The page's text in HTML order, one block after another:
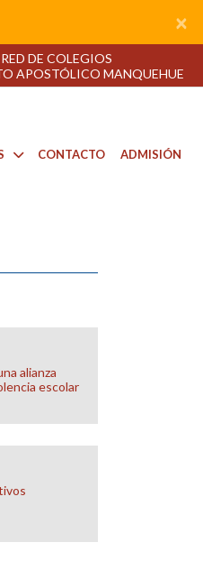
×
RED DE COLEGIOS
APOSTÓLICO MANQUEHUE
CONTACTO ADMISIÓN
alianza
escolar